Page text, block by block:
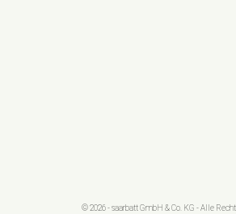
© 2026 - saarbatt GmbH & Co. KG - Alle